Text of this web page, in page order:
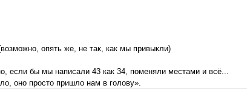
опять же, не так, как мы привыкли)
если бы мы написали 43 как 34, поменяли местами и всё...
оно просто пришло нам в голову».